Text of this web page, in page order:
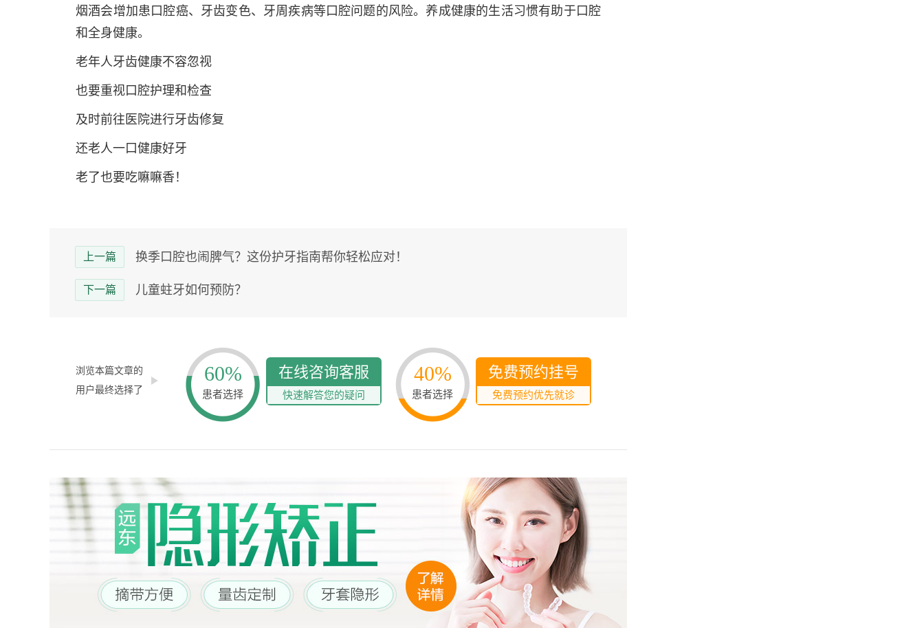
烟酒会增加患口腔癌、牙齿变色、牙周疾病等口腔问题的风险。养成健康的生活习惯有助于口腔
和全身健康。
老年人牙齿健康不容忽视
也要重视口腔护理和检查
及时前往医院进行牙齿修复
还老人一口健康好牙
老了也要吃嘛嘛香！
上一篇 换季口腔也闹脾气？这份护牙指南帮你轻松应对！
下一篇 儿童蛀牙如何预防？
浏览本篇文章的
用户最终选择了
60%
患者选择
在线咨询客服
快速解答您的疑问
40%
患者选择
免费预约挂号
免费预约优先就诊